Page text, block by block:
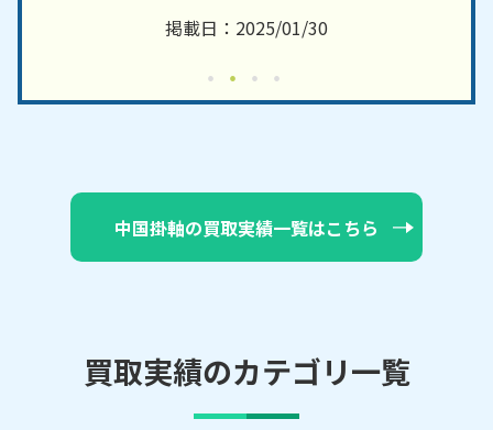
掲載日：2025/01/30
中国掛軸の買取実績一覧はこちら
買取実績のカテゴリ一覧